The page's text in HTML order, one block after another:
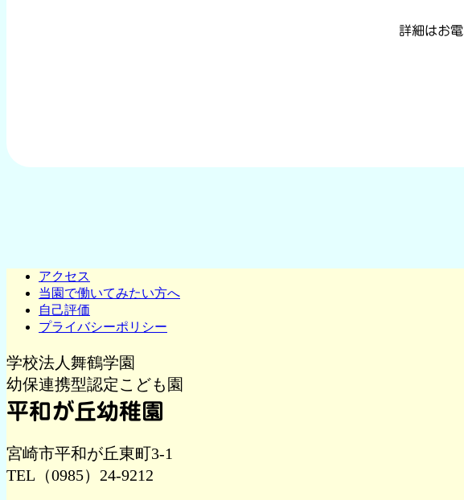
詳細はお
アクセス
当園で働いてみたい方へ
自己評価
プライバシーポリシー
学校法人舞鶴学園
幼保連携型認定こども園
平和が丘幼稚園
宮崎市平和が丘東町3-1
TEL（0985）24-9212